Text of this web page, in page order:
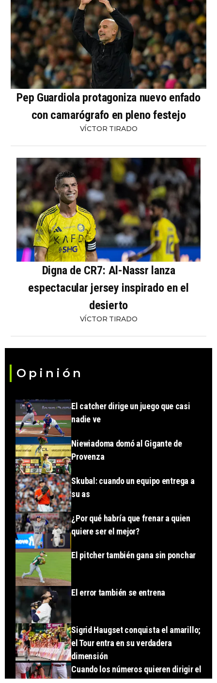
Pep Guardiola protagoniza nuevo enfado
con camarógrafo en pleno festejo
VÍCTOR TIRADO
Digna de CR7: Al-Nassr lanza
espectacular jersey inspirado en el
desierto
VÍCTOR TIRADO
Opinión
El catcher dirige un juego que casi
nadie ve
Niewiadoma domó al Gigante de
Provenza
Skubal: cuando un equipo entrega a
su as
¿Por qué habría que frenar a quien
quiere ser el mejor?
El pitcher también gana sin ponchar
El error también se entrena
Sigrid Haugset conquista el amarillo;
el Tour entra en su verdadera
dimensión
Cuando los números quieren dirigir el